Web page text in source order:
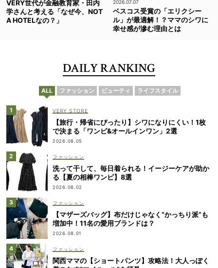
VERY世代が金融教育家・田内
学さんと考える「なぜ今、NOT
A HOTELなの？」
2026.07.07
ベスコス受賞の「エリクシー
ル」が最適解！？ママのシワに
幸せ感が滲む理由とは
DAILY RANKING
ALL ファッション ビューティ ライフスタイル
VERY STORE
【旅行・帰省にぴったり】シワになりにくい！1枚
で決まる「ワンピ&オールインワン」2選
2026.08.05
ファッション
洗って干して、毎日着られる！イージーケアが助か
る【夏の相棒ワンピ】8選
2026.08.02
ファッション
【マザーズバッグ】布だけじゃなく“かっちり派”も
増加中！11名の愛用ブランドは？
2026.08.01
ファッション
関西ママの【ショートパンツ】攻略法！大人っぽく